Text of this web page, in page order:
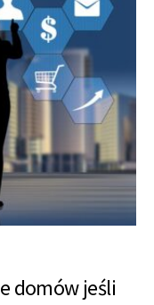
domów jeśli